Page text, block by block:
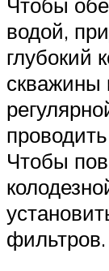
водой,
глубокий
скважины
Чтобы
фильтров.